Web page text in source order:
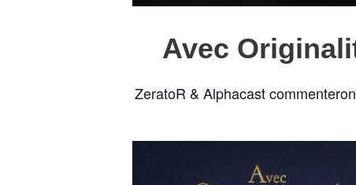
Avec
ZeratoR & Alphacast